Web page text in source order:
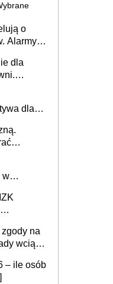
o
Alarmy w
dla
dla
w
na
wciąż
– ile osób